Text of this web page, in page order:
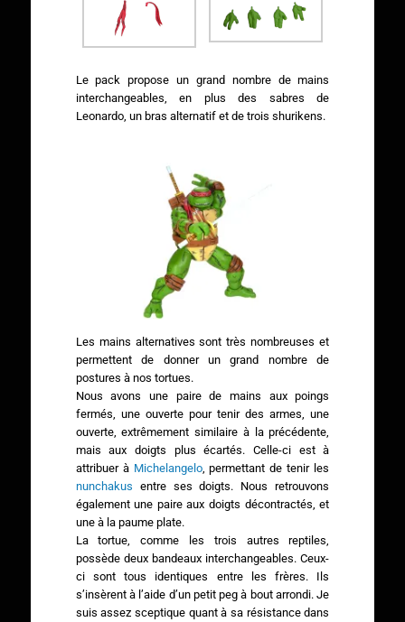
Le pack propose un grand nombre de mains
interchangeables, en plus des sabres de
Leonardo, un bras alternatif et de trois shurikens.
Les mains alternatives sont très nombreuses et
permettent de donner un grand nombre de
postures à nos tortues.
Nous avons une paire de mains aux poings
fermés, une ouverte pour tenir des armes, une
ouverte, extrêmement similaire à la précédente,
mais aux doigts plus écartés. Celle-ci est à
attribuer à Michelangelo, permettant de tenir les
nunchakus entre ses doigts. Nous retrouvons
également une paire aux doigts décontractés, et
une à la paume plate.
La tortue, comme les trois autres reptiles,
possède deux bandeaux interchangeables. Ceux-
ci sont tous identiques entre les frères. Ils
s’insèrent à l’aide d’un petit peg à bout arrondi. Je
suis assez sceptique quant à sa résistance dans